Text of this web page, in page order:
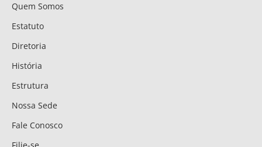
Quem Somos
Estatuto
Diretoria
História
Estrutura
Nossa Sede
Fale Conosco